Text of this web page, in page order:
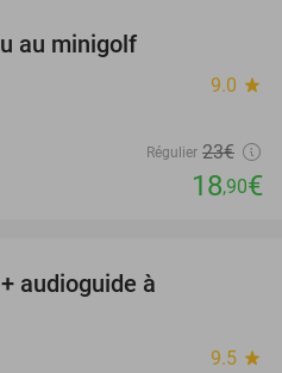
au minigolf
9.0 star
Régulier 23€
18,90€
audioguide à
9.5 star